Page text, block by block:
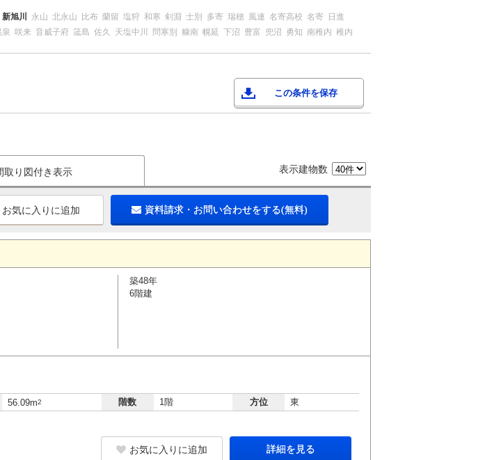
新旭川 永山 北永山 比布 蘭留 塩狩 和寒 剣淵 士別 多寄 瑞穂 風連 名寄高校 名寄
日進
咲来 音威子府 筬島 佐久 天塩中川 問寒別 糠南 幌延 下沼 豊富 兜沼 勇知 南稚内 稚内
この条件を保存
取り図付き表示 表示建物数
お気に入りに追加 資料請求・お問い合わせをする(無料)
築48年
6階建
56.09m2 階数 1階 方位 東
お気に入りに追加 詳細を見る